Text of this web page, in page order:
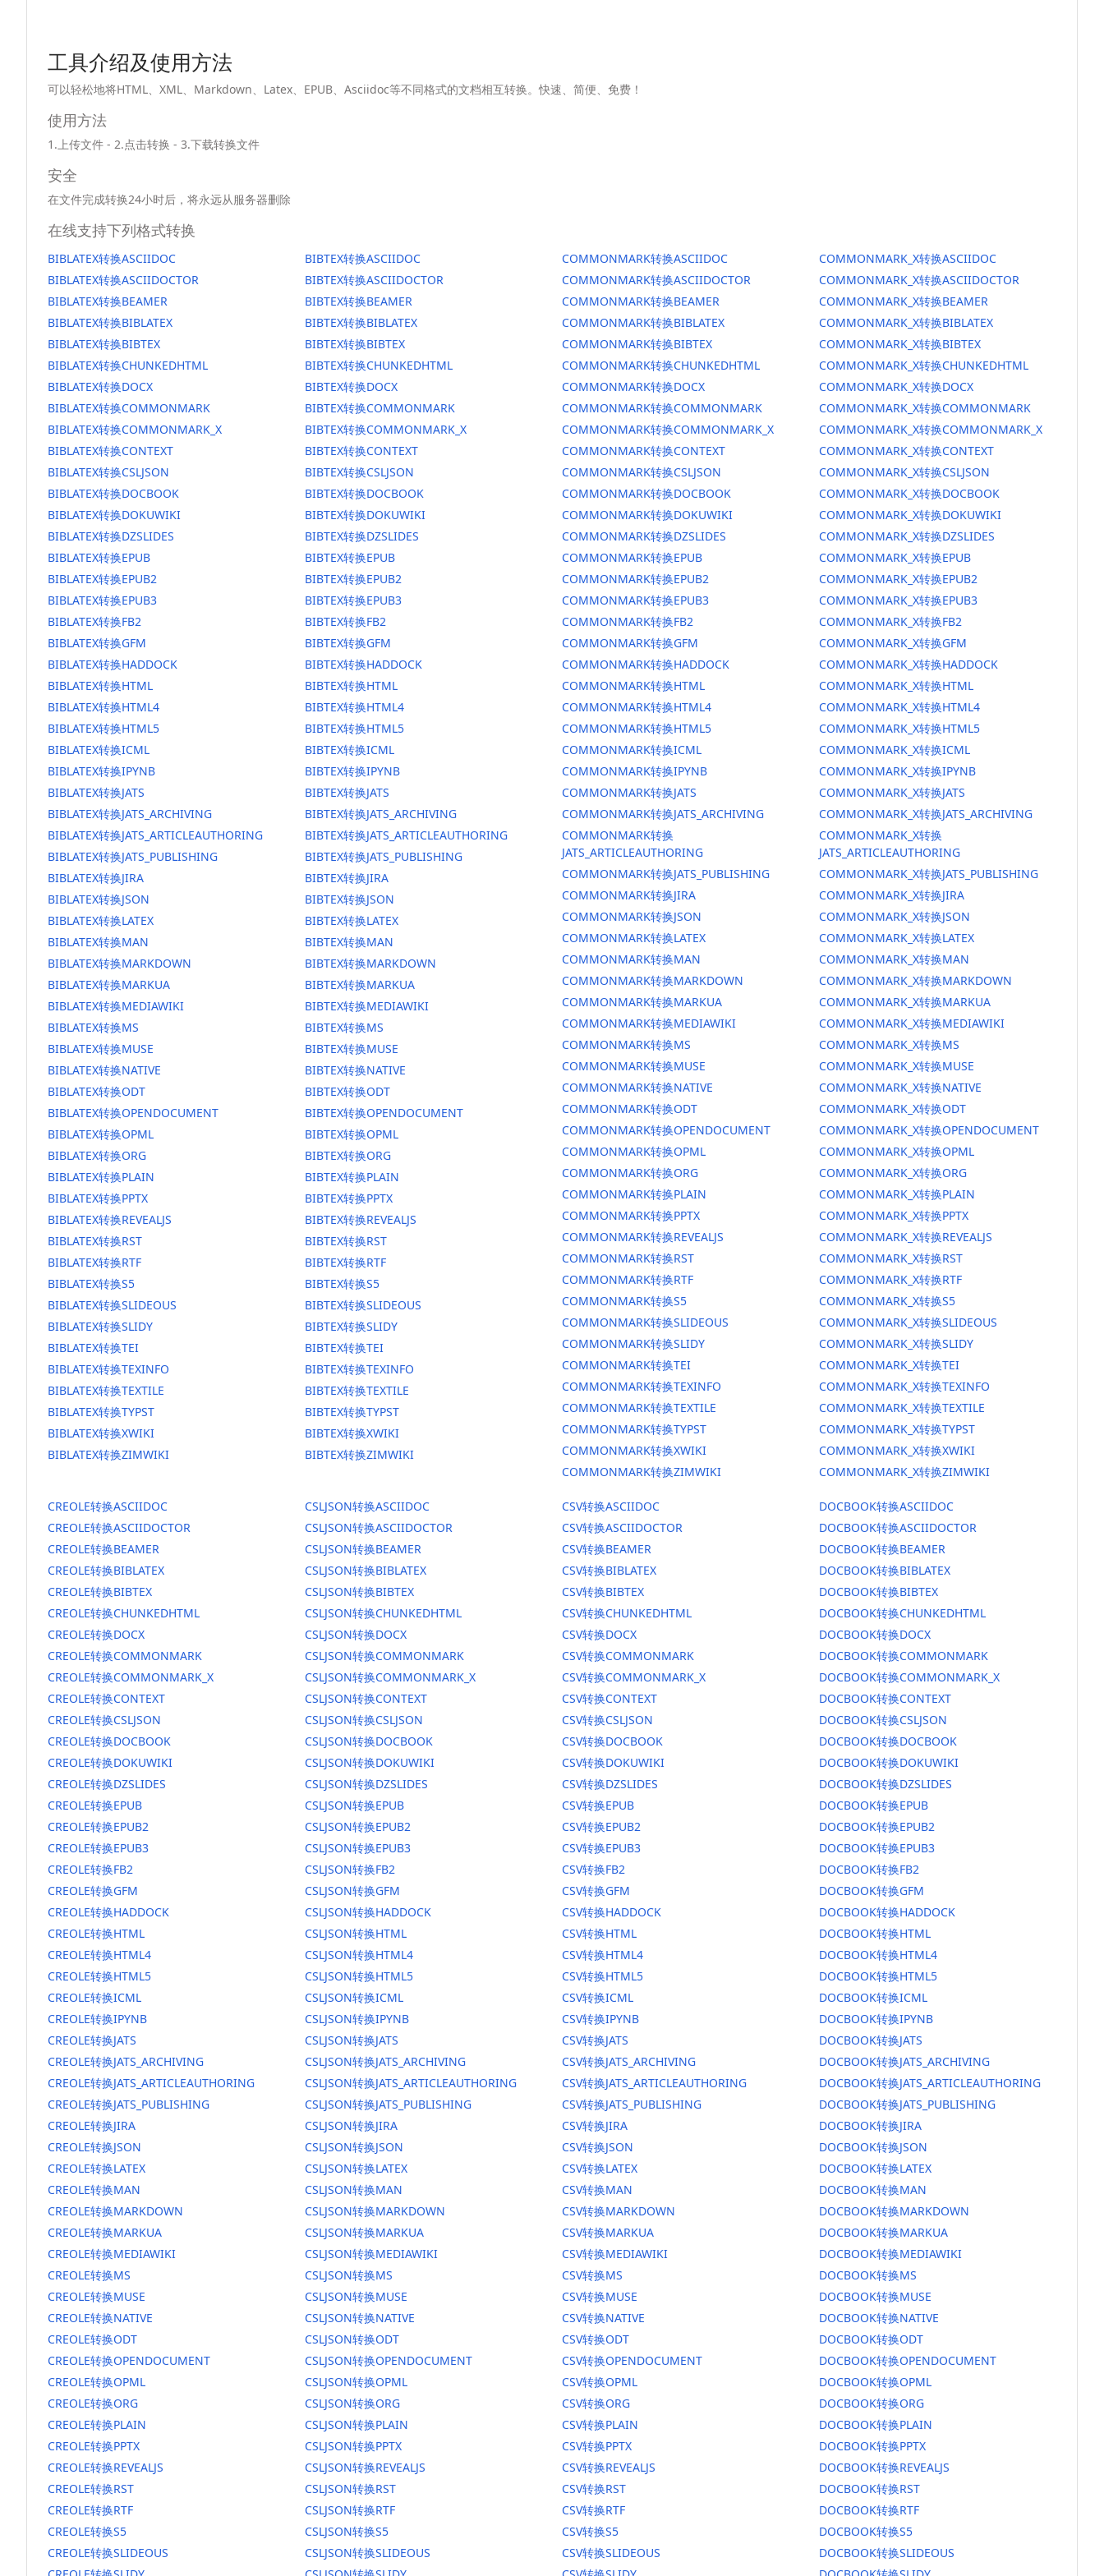
工具介绍及使用方法
可以轻松地将HTML、XML、Markdown、Latex、EPUB、Asciidoc等不同格式的文档相互转换。快速、简便、免费！
使用方法
1.上传文件 - 2.点击转换 - 3.下载转换文件
安全
在文件完成转换24小时后，将永远从服务器删除
在线支持下列格式转换
BIBLATEX转换ASCIIDOC
BIBLATEX转换ASCIIDOCTOR
BIBLATEX转换BEAMER
BIBLATEX转换BIBLATEX
BIBLATEX转换BIBTEX
BIBLATEX转换CHUNKEDHTML
BIBLATEX转换DOCX
BIBLATEX转换COMMONMARK
BIBLATEX转换COMMONMARK_X
BIBLATEX转换CONTEXT
BIBLATEX转换CSLJSON
BIBLATEX转换DOCBOOK
BIBLATEX转换DOKUWIKI
BIBLATEX转换DZSLIDES
BIBLATEX转换EPUB
BIBLATEX转换EPUB2
BIBLATEX转换EPUB3
BIBLATEX转换FB2
BIBLATEX转换GFM
BIBLATEX转换HADDOCK
BIBLATEX转换HTML
BIBLATEX转换HTML4
BIBLATEX转换HTML5
BIBLATEX转换ICML
BIBLATEX转换IPYNB
BIBLATEX转换JATS
BIBLATEX转换JATS_ARCHIVING
BIBLATEX转换JATS_ARTICLEAUTHORING
BIBLATEX转换JATS_PUBLISHING
BIBLATEX转换JIRA
BIBLATEX转换JSON
BIBLATEX转换LATEX
BIBLATEX转换MAN
BIBLATEX转换MARKDOWN
BIBLATEX转换MARKUA
BIBLATEX转换MEDIAWIKI
BIBLATEX转换MS
BIBLATEX转换MUSE
BIBLATEX转换NATIVE
BIBLATEX转换ODT
BIBLATEX转换OPENDOCUMENT
BIBLATEX转换OPML
BIBLATEX转换ORG
BIBLATEX转换PLAIN
BIBLATEX转换PPTX
BIBLATEX转换REVEALJS
BIBLATEX转换RST
BIBLATEX转换RTF
BIBLATEX转换S5
BIBLATEX转换SLIDEOUS
BIBLATEX转换SLIDY
BIBLATEX转换TEI
BIBLATEX转换TEXINFO
BIBLATEX转换TEXTILE
BIBLATEX转换TYPST
BIBLATEX转换XWIKI
BIBLATEX转换ZIMWIKI
BIBTEX转换ASCIIDOC
BIBTEX转换ASCIIDOCTOR
BIBTEX转换BEAMER
BIBTEX转换BIBLATEX
BIBTEX转换BIBTEX
BIBTEX转换CHUNKEDHTML
BIBTEX转换DOCX
BIBTEX转换COMMONMARK
BIBTEX转换COMMONMARK_X
BIBTEX转换CONTEXT
BIBTEX转换CSLJSON
BIBTEX转换DOCBOOK
BIBTEX转换DOKUWIKI
BIBTEX转换DZSLIDES
BIBTEX转换EPUB
BIBTEX转换EPUB2
BIBTEX转换EPUB3
BIBTEX转换FB2
BIBTEX转换GFM
BIBTEX转换HADDOCK
BIBTEX转换HTML
BIBTEX转换HTML4
BIBTEX转换HTML5
BIBTEX转换ICML
BIBTEX转换IPYNB
BIBTEX转换JATS
BIBTEX转换JATS_ARCHIVING
BIBTEX转换JATS_ARTICLEAUTHORING
BIBTEX转换JATS_PUBLISHING
BIBTEX转换JIRA
BIBTEX转换JSON
BIBTEX转换LATEX
BIBTEX转换MAN
BIBTEX转换MARKDOWN
BIBTEX转换MARKUA
BIBTEX转换MEDIAWIKI
BIBTEX转换MS
BIBTEX转换MUSE
BIBTEX转换NATIVE
BIBTEX转换ODT
BIBTEX转换OPENDOCUMENT
BIBTEX转换OPML
BIBTEX转换ORG
BIBTEX转换PLAIN
BIBTEX转换PPTX
BIBTEX转换REVEALJS
BIBTEX转换RST
BIBTEX转换RTF
BIBTEX转换S5
BIBTEX转换SLIDEOUS
BIBTEX转换SLIDY
BIBTEX转换TEI
BIBTEX转换TEXINFO
BIBTEX转换TEXTILE
BIBTEX转换TYPST
BIBTEX转换XWIKI
BIBTEX转换ZIMWIKI
COMMONMARK转换ASCIIDOC
COMMONMARK转换ASCIIDOCTOR
COMMONMARK转换BEAMER
COMMONMARK转换BIBLATEX
COMMONMARK转换BIBTEX
COMMONMARK转换CHUNKEDHTML
COMMONMARK转换DOCX
COMMONMARK转换COMMONMARK
COMMONMARK转换COMMONMARK_X
COMMONMARK转换CONTEXT
COMMONMARK转换CSLJSON
COMMONMARK转换DOCBOOK
COMMONMARK转换DOKUWIKI
COMMONMARK转换DZSLIDES
COMMONMARK转换EPUB
COMMONMARK转换EPUB2
COMMONMARK转换EPUB3
COMMONMARK转换FB2
COMMONMARK转换GFM
COMMONMARK转换HADDOCK
COMMONMARK转换HTML
COMMONMARK转换HTML4
COMMONMARK转换HTML5
COMMONMARK转换ICML
COMMONMARK转换IPYNB
COMMONMARK转换JATS
COMMONMARK转换JATS_ARCHIVING
COMMONMARK转换
JATS_ARTICLEAUTHORING
COMMONMARK转换JATS_PUBLISHING
COMMONMARK转换JIRA
COMMONMARK转换JSON
COMMONMARK转换LATEX
COMMONMARK转换MAN
COMMONMARK转换MARKDOWN
COMMONMARK转换MARKUA
COMMONMARK转换MEDIAWIKI
COMMONMARK转换MS
COMMONMARK转换MUSE
COMMONMARK转换NATIVE
COMMONMARK转换ODT
COMMONMARK转换OPENDOCUMENT
COMMONMARK转换OPML
COMMONMARK转换ORG
COMMONMARK转换PLAIN
COMMONMARK转换PPTX
COMMONMARK转换REVEALJS
COMMONMARK转换RST
COMMONMARK转换RTF
COMMONMARK转换S5
COMMONMARK转换SLIDEOUS
COMMONMARK转换SLIDY
COMMONMARK转换TEI
COMMONMARK转换TEXINFO
COMMONMARK转换TEXTILE
COMMONMARK转换TYPST
COMMONMARK转换XWIKI
COMMONMARK转换ZIMWIKI
COMMONMARK_X转换ASCIIDOC
COMMONMARK_X转换ASCIIDOCTOR
COMMONMARK_X转换BEAMER
COMMONMARK_X转换BIBLATEX
COMMONMARK_X转换BIBTEX
COMMONMARK_X转换CHUNKEDHTML
COMMONMARK_X转换DOCX
COMMONMARK_X转换COMMONMARK
COMMONMARK_X转换COMMONMARK_X
COMMONMARK_X转换CONTEXT
COMMONMARK_X转换CSLJSON
COMMONMARK_X转换DOCBOOK
COMMONMARK_X转换DOKUWIKI
COMMONMARK_X转换DZSLIDES
COMMONMARK_X转换EPUB
COMMONMARK_X转换EPUB2
COMMONMARK_X转换EPUB3
COMMONMARK_X转换FB2
COMMONMARK_X转换GFM
COMMONMARK_X转换HADDOCK
COMMONMARK_X转换HTML
COMMONMARK_X转换HTML4
COMMONMARK_X转换HTML5
COMMONMARK_X转换ICML
COMMONMARK_X转换IPYNB
COMMONMARK_X转换JATS
COMMONMARK_X转换JATS_ARCHIVING
COMMONMARK_X转换
JATS_ARTICLEAUTHORING
COMMONMARK_X转换JATS_PUBLISHING
COMMONMARK_X转换JIRA
COMMONMARK_X转换JSON
COMMONMARK_X转换LATEX
COMMONMARK_X转换MAN
COMMONMARK_X转换MARKDOWN
COMMONMARK_X转换MARKUA
COMMONMARK_X转换MEDIAWIKI
COMMONMARK_X转换MS
COMMONMARK_X转换MUSE
COMMONMARK_X转换NATIVE
COMMONMARK_X转换ODT
COMMONMARK_X转换OPENDOCUMENT
COMMONMARK_X转换OPML
COMMONMARK_X转换ORG
COMMONMARK_X转换PLAIN
COMMONMARK_X转换PPTX
COMMONMARK_X转换REVEALJS
COMMONMARK_X转换RST
COMMONMARK_X转换RTF
COMMONMARK_X转换S5
COMMONMARK_X转换SLIDEOUS
COMMONMARK_X转换SLIDY
COMMONMARK_X转换TEI
COMMONMARK_X转换TEXINFO
COMMONMARK_X转换TEXTILE
COMMONMARK_X转换TYPST
COMMONMARK_X转换XWIKI
COMMONMARK_X转换ZIMWIKI
CREOLE转换ASCIIDOC
CREOLE转换ASCIIDOCTOR
CREOLE转换BEAMER
CREOLE转换BIBLATEX
CREOLE转换BIBTEX
CREOLE转换CHUNKEDHTML
CREOLE转换DOCX
CREOLE转换COMMONMARK
CREOLE转换COMMONMARK_X
CREOLE转换CONTEXT
CREOLE转换CSLJSON
CREOLE转换DOCBOOK
CREOLE转换DOKUWIKI
CREOLE转换DZSLIDES
CREOLE转换EPUB
CREOLE转换EPUB2
CREOLE转换EPUB3
CREOLE转换FB2
CREOLE转换GFM
CREOLE转换HADDOCK
CREOLE转换HTML
CREOLE转换HTML4
CREOLE转换HTML5
CREOLE转换ICML
CREOLE转换IPYNB
CREOLE转换JATS
CREOLE转换JATS_ARCHIVING
CREOLE转换JATS_ARTICLEAUTHORING
CREOLE转换JATS_PUBLISHING
CREOLE转换JIRA
CREOLE转换JSON
CREOLE转换LATEX
CREOLE转换MAN
CREOLE转换MARKDOWN
CREOLE转换MARKUA
CREOLE转换MEDIAWIKI
CREOLE转换MS
CREOLE转换MUSE
CREOLE转换NATIVE
CREOLE转换ODT
CREOLE转换OPENDOCUMENT
CREOLE转换OPML
CREOLE转换ORG
CREOLE转换PLAIN
CREOLE转换PPTX
CREOLE转换REVEALJS
CREOLE转换RST
CREOLE转换RTF
CREOLE转换S5
CREOLE转换SLIDEOUS
CSLJSON转换ASCIIDOC
CSLJSON转换ASCIIDOCTOR
CSLJSON转换BEAMER
CSLJSON转换BIBLATEX
CSLJSON转换BIBTEX
CSLJSON转换CHUNKEDHTML
CSLJSON转换DOCX
CSLJSON转换COMMONMARK
CSLJSON转换COMMONMARK_X
CSLJSON转换CONTEXT
CSLJSON转换CSLJSON
CSLJSON转换DOCBOOK
CSLJSON转换DOKUWIKI
CSLJSON转换DZSLIDES
CSLJSON转换EPUB
CSLJSON转换EPUB2
CSLJSON转换EPUB3
CSLJSON转换FB2
CSLJSON转换GFM
CSLJSON转换HADDOCK
CSLJSON转换HTML
CSLJSON转换HTML4
CSLJSON转换HTML5
CSLJSON转换ICML
CSLJSON转换IPYNB
CSLJSON转换JATS
CSLJSON转换JATS_ARCHIVING
CSLJSON转换JATS_ARTICLEAUTHORING
CSLJSON转换JATS_PUBLISHING
CSLJSON转换JIRA
CSLJSON转换JSON
CSLJSON转换LATEX
CSLJSON转换MAN
CSLJSON转换MARKDOWN
CSLJSON转换MARKUA
CSLJSON转换MEDIAWIKI
CSLJSON转换MS
CSLJSON转换MUSE
CSLJSON转换NATIVE
CSLJSON转换ODT
CSLJSON转换OPENDOCUMENT
CSLJSON转换OPML
CSLJSON转换ORG
CSLJSON转换PLAIN
CSLJSON转换PPTX
CSLJSON转换REVEALJS
CSLJSON转换RST
CSLJSON转换RTF
CSLJSON转换S5
CSLJSON转换SLIDEOUS
CSV转换ASCIIDOC
CSV转换ASCIIDOCTOR
CSV转换BEAMER
CSV转换BIBLATEX
CSV转换BIBTEX
CSV转换CHUNKEDHTML
CSV转换DOCX
CSV转换COMMONMARK
CSV转换COMMONMARK_X
CSV转换CONTEXT
CSV转换CSLJSON
CSV转换DOCBOOK
CSV转换DOKUWIKI
CSV转换DZSLIDES
CSV转换EPUB
CSV转换EPUB2
CSV转换EPUB3
CSV转换FB2
CSV转换GFM
CSV转换HADDOCK
CSV转换HTML
CSV转换HTML4
CSV转换HTML5
CSV转换ICML
CSV转换IPYNB
CSV转换JATS
CSV转换JATS_ARCHIVING
CSV转换JATS_ARTICLEAUTHORING
CSV转换JATS_PUBLISHING
CSV转换JIRA
CSV转换JSON
CSV转换LATEX
CSV转换MAN
CSV转换MARKDOWN
CSV转换MARKUA
CSV转换MEDIAWIKI
CSV转换MS
CSV转换MUSE
CSV转换NATIVE
CSV转换ODT
CSV转换OPENDOCUMENT
CSV转换OPML
CSV转换ORG
CSV转换PLAIN
CSV转换PPTX
CSV转换REVEALJS
CSV转换RST
CSV转换RTF
CSV转换S5
CSV转换SLIDEOUS
DOCBOOK转换ASCIIDOC
DOCBOOK转换ASCIIDOCTOR
DOCBOOK转换BEAMER
DOCBOOK转换BIBLATEX
DOCBOOK转换BIBTEX
DOCBOOK转换CHUNKEDHTML
DOCBOOK转换DOCX
DOCBOOK转换COMMONMARK
DOCBOOK转换COMMONMARK_X
DOCBOOK转换CONTEXT
DOCBOOK转换CSLJSON
DOCBOOK转换DOCBOOK
DOCBOOK转换DOKUWIKI
DOCBOOK转换DZSLIDES
DOCBOOK转换EPUB
DOCBOOK转换EPUB2
DOCBOOK转换EPUB3
DOCBOOK转换FB2
DOCBOOK转换GFM
DOCBOOK转换HADDOCK
DOCBOOK转换HTML
DOCBOOK转换HTML4
DOCBOOK转换HTML5
DOCBOOK转换ICML
DOCBOOK转换IPYNB
DOCBOOK转换JATS
DOCBOOK转换JATS_ARCHIVING
DOCBOOK转换JATS_ARTICLEAUTHORING
DOCBOOK转换JATS_PUBLISHING
DOCBOOK转换JIRA
DOCBOOK转换JSON
DOCBOOK转换LATEX
DOCBOOK转换MAN
DOCBOOK转换MARKDOWN
DOCBOOK转换MARKUA
DOCBOOK转换MEDIAWIKI
DOCBOOK转换MS
DOCBOOK转换MUSE
DOCBOOK转换NATIVE
DOCBOOK转换ODT
DOCBOOK转换OPENDOCUMENT
DOCBOOK转换OPML
DOCBOOK转换ORG
DOCBOOK转换PLAIN
DOCBOOK转换PPTX
DOCBOOK转换REVEALJS
DOCBOOK转换RST
DOCBOOK转换RTF
DOCBOOK转换S5
DOCBOOK转换SLIDEOUS